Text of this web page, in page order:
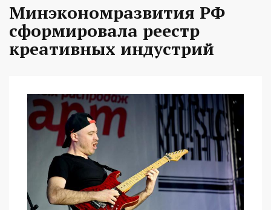
Минэкономразвития РФ
сформировала реестр
креативных индустрий